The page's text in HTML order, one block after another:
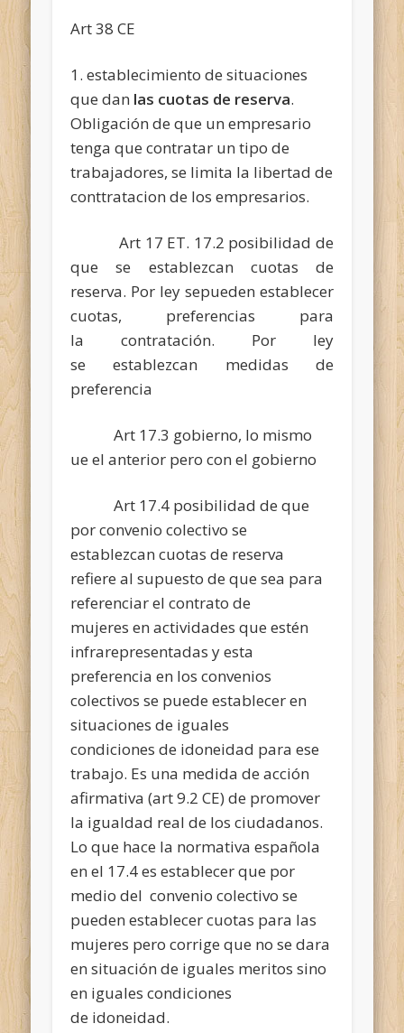
Art 38 CE
1. establecimiento de situaciones
que dan las cuotas de reserva.
Obligación de que un empresario
tenga que contratar un tipo de
trabajadores, se limita la libertad de
conttratacion de los empresarios.
Art 17 ET. 17.2 posibilidad de
que se establezcan cuotas de
reserva. Por ley sepueden establecer
cuotas, preferencias para
la contratación. Por ley
se establezcan medidas de
preferencia
Art 17.3 gobierno, lo mismo
ue el anterior pero con el gobierno
Art 17.4 posibilidad de que
por convenio colectivo se
establezcan cuotas de reserva
refiere al supuesto de que sea para
referenciar el contrato de
mujeres en actividades que estén
infrarepresentadas y esta
preferencia en los convenios
colectivos se puede establecer en
situaciones de iguales
condiciones de idoneidad para ese
trabajo. Es una medida de acción
afirmativa (art 9.2 CE) de promover
la igualdad real de los ciudadanos.
Lo que hace la normativa española
en el 17.4 es establecer que por
medio del convenio colectivo se
pueden establecer cuotas para las
mujeres pero corrige que no se dara
en situación de iguales meritos sino
en iguales condiciones
de idoneidad.